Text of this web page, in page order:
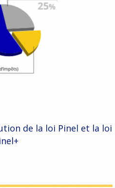
de la loi Pinel et la loi